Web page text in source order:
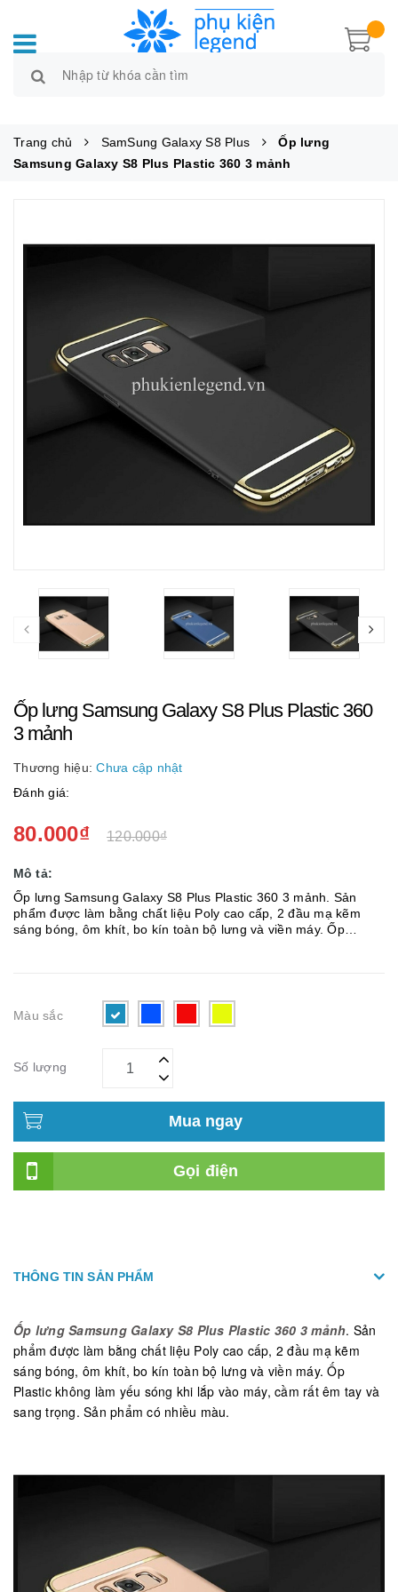
Trang chủ SamSung Galaxy S8 Plus
Ốp lưng
Samsung Galaxy S8 Plus Plastic 360 3 mảnh
Ốp lưng Samsung Galaxy S8 Plus Plastic 360
3 mảnh
Thương hiệu: Chưa cập nhật
Đánh giá:
80.000₫ 120.000₫
Mô tả:
Ốp lưng Samsung Galaxy S8 Plus Plastic 360 3 mảnh. Sản
phẩm được làm bằng chất liệu Poly cao cấp, 2 đầu mạ kẽm
sáng bóng, ôm khít, bo kín toàn bộ lưng và viền máy. Ốp
Màu sắc
Số lượng
Mua ngay
Gọi điện
THÔNG TIN SẢN PHẨM
Ốp lưng Samsung Galaxy S8 Plus Plastic 360 3 mảnh. Sản
phẩm được làm bằng chất liệu Poly cao cấp, 2 đầu mạ kẽm
sáng bóng, ôm khít, bo kín toàn bộ lưng và viền máy. Ốp
Plastic không làm yếu sóng khi lắp vào máy, cầm rất êm tay và
sang trọng. Sản phẩm có nhiều màu.